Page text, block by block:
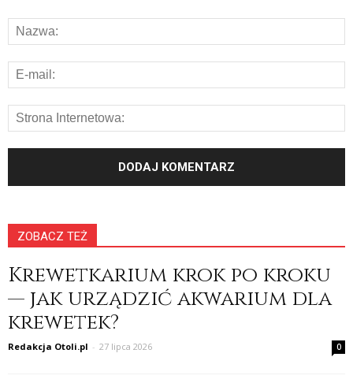
ZOBACZ TEŻ
Krewetkarium krok po kroku
— jak urządzić akwarium dla
krewetek?
Redakcja Otoli.pl - 27 lipca 2026 0